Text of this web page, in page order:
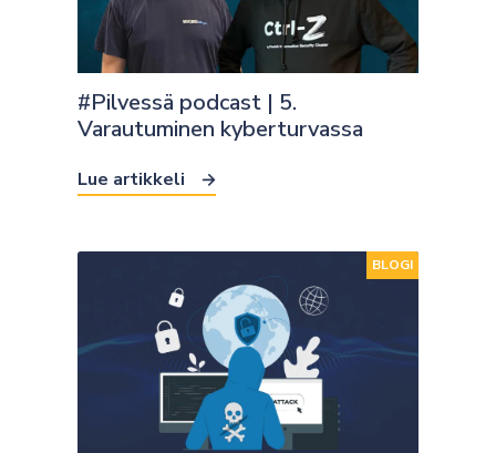
#Pilvessä podcast | 5.
Varautuminen kyberturvassa
Lue artikkeli
BLOGI